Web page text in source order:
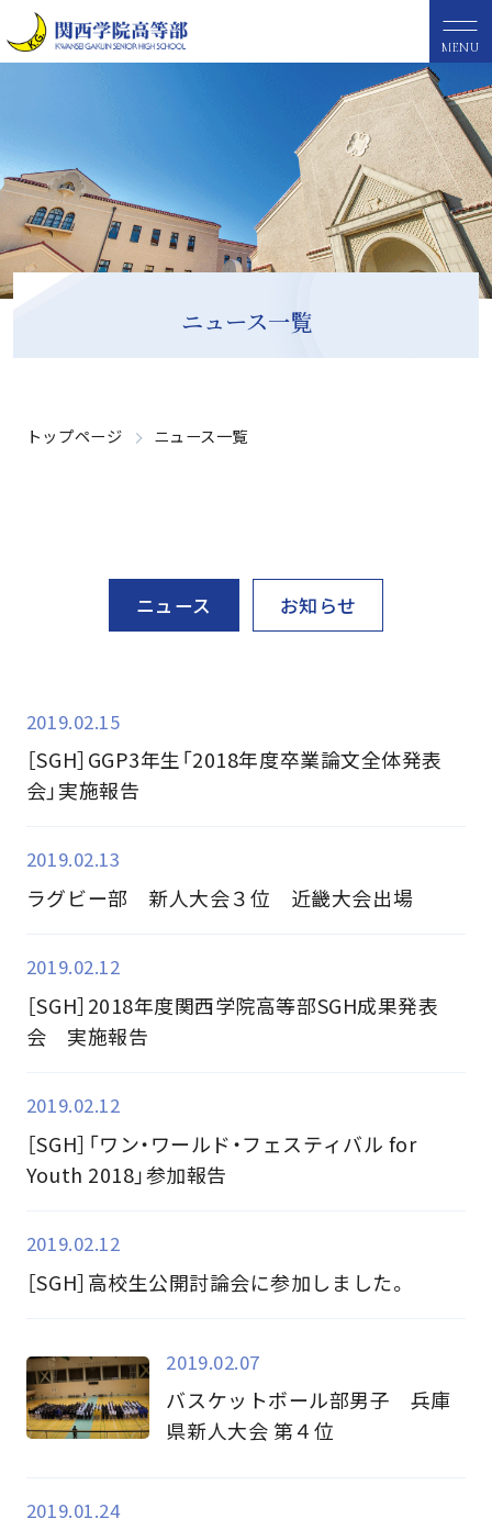
MENU
ニュース一覧
トップページ ニュース一覧
ニュース お知らせ
2019.02.15
［SGH］GGP3年生「2018年度卒業論文全体発表
会」実施報告
2019.02.13
ラグビー部 新人大会３位 近畿大会出場
2019.02.12
［SGH］2018年度関西学院高等部SGH成果発表
会 実施報告
2019.02.12
［SGH］「ワン・ワールド・フェスティバル for
Youth 2018」参加報告
2019.02.12
［SGH］高校生公開討論会に参加しました。
2019.02.07
バスケットボール部男子 兵庫
県新人大会 第４位
2019.01.24